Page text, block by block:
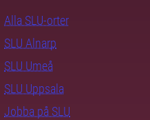
Alla SLU-orter
SLU Alnarp
SLU Umeå
SLU Uppsala
Jobba på SLU